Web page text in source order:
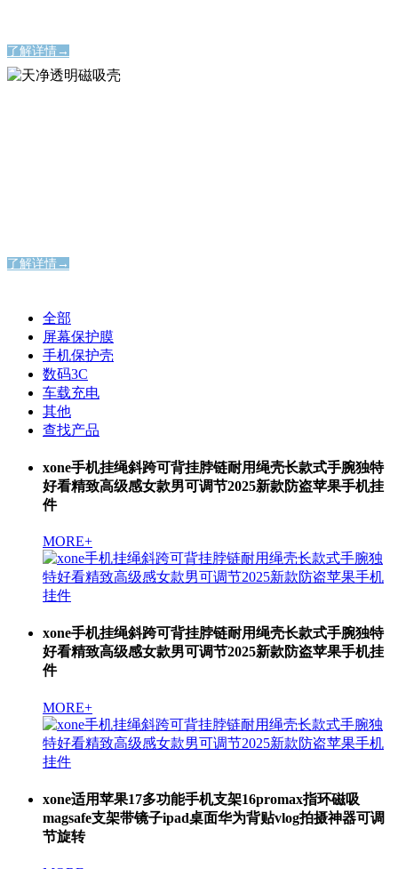
了解详情→
了解详情→
全部
屏幕保护膜
手机保护壳
数码3C
车载充电
其他
查找产品
xone手机挂绳斜跨可背挂脖链耐用绳壳长款式手腕独特
好看精致高级感女款男可调节2025新款防盗苹果手机挂
件
MORE+
xone手机挂绳斜跨可背挂脖链耐用绳壳长款式手腕独特
好看精致高级感女款男可调节2025新款防盗苹果手机挂
件
MORE+
xone适用苹果17多功能手机支架16promax指环磁吸
magsafe支架带镜子ipad桌面华为背贴vlog拍摄神器可调
节旋转